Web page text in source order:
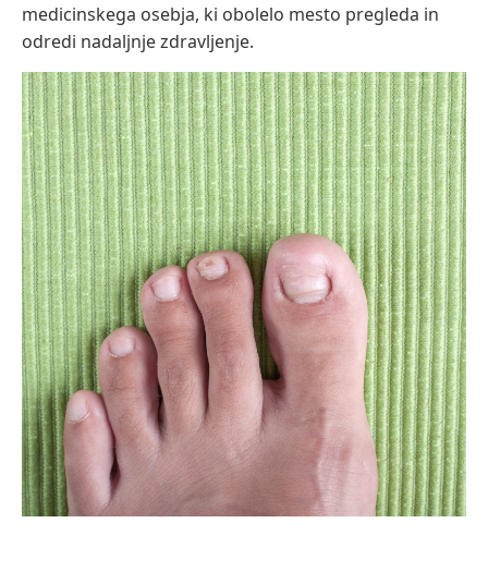
medicinskega osebja, ki obolelo mesto pregleda in
odredi nadaljnje zdravljenje.